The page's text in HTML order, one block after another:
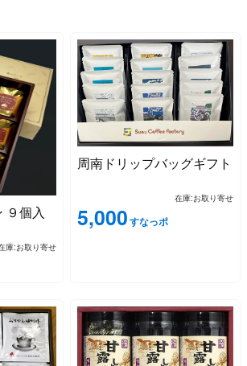
９個入
庫:お取り寄せ
周南ドリップバッグギフト
在庫:お取り寄せ
5,000すなっポ